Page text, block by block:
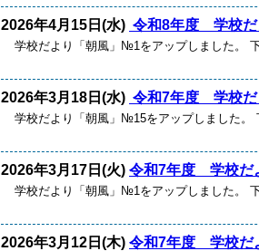
2026年4月15日(水) 令和8年度 学校
学校だより「朝風」№1をアップしました。
2026年3月18日(水) 令和7年度 学校
学校だより「朝風」№15をアップしました
2026年3月17日(火) 令和7年度 学校
学校だより「朝風」№1をアップしました。
2026年3月12日(木) 令和7年度 学校